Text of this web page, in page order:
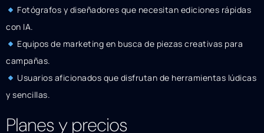
Fotógrafos y diseñadores que necesitan ediciones rápidas
con IA.
Equipos de marketing en busca de piezas creativas para
campañas.
Usuarios aficionados que disfrutan de herramientas lúdicas
y sencillas.
Planes y precios